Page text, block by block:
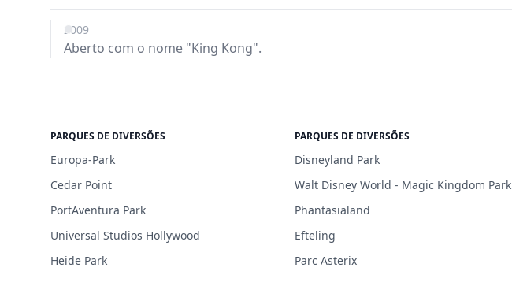
2009
Aberto com o nome "King Kong".
PARQUES DE DIVERSÕES
Europa-Park
Cedar Point
PortAventura Park
Universal Studios Hollywood
Heide Park
PARQUES DE DIVERSÕES
Disneyland Park
Walt Disney World - Magic Kingdom Park
Phantasialand
Efteling
Parc Asterix